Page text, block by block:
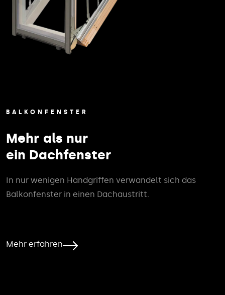
BALKONFENSTER
Mehr als nur
ein Dachfenster
In nur wenigen Handgriffen verwandelt sich das
Balkonfenster in einen Dachaustritt.
Mehr erfahren